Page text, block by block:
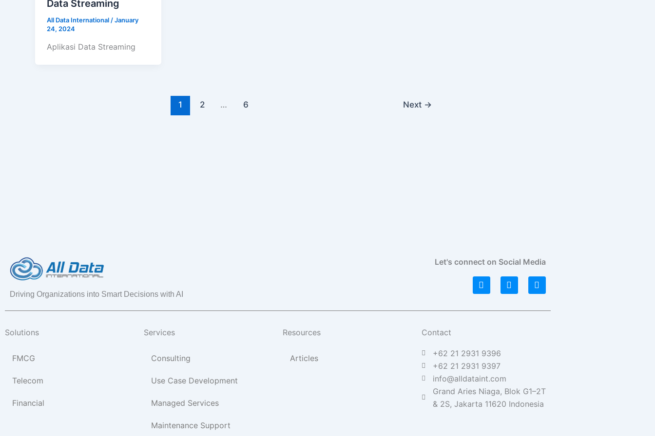
Data Streaming
All Data International /January
24, 2024
Aplikasi Data Streaming
1 2 … 6 Next →
Driving Organizations into Smart Decisions with AI
Let's connect on Social Media
L
i
I
n
F
a
Solutions
FMCG
Telecom
Financial
Services
Consulting
Use Case Development
Managed Services
Maintenance Support
Resources
Articles
Contact
+62 21 2931 9396
+62 21 2931 9397
info@alldataint.com
Grand Aries Niaga, Blok G1–2T
& 2S, Jakarta 11620 Indonesia